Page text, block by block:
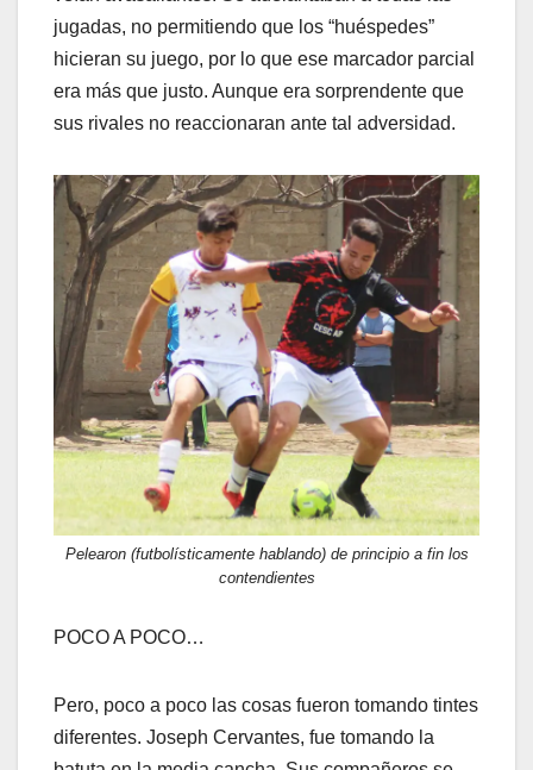
jugadas, no permitiendo que los “huéspedes”
hicieran su juego, por lo que ese marcador parcial
era más que justo. Aunque era sorprendente que
sus rivales no reaccionaran ante tal adversidad.
Pelearon (futbolísticamente hablando) de principio a fin los
contendientes
POCO A POCO…
Pero, poco a poco las cosas fueron tomando tintes
diferentes. Joseph Cervantes, fue tomando la